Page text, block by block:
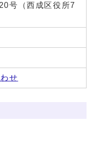
号（西成区役所7
せ